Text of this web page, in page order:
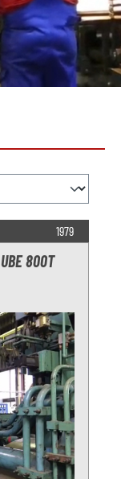
1979
UBE 800T